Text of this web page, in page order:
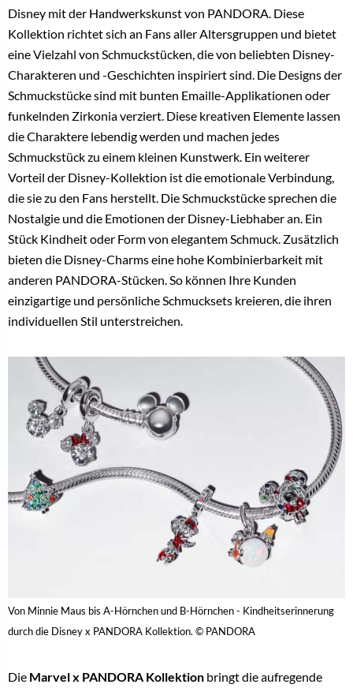
Disney mit der Handwerkskunst von PANDORA. Diese
Kollektion richtet sich an Fans aller Altersgruppen und bietet
eine Vielzahl von Schmuckstücken, die von beliebten Disney-
Charakteren und -Geschichten inspiriert sind. Die Designs der
Schmuckstücke sind mit bunten Emaille-Applikationen oder
funkelnden Zirkonia verziert. Diese kreativen Elemente lassen
die Charaktere lebendig werden und machen jedes
Schmuckstück zu einem kleinen Kunstwerk. Ein weiterer
Vorteil der Disney-Kollektion ist die emotionale Verbindung,
die sie zu den Fans herstellt. Die Schmuckstücke sprechen die
Nostalgie und die Emotionen der Disney-Liebhaber an. Ein
Stück Kindheit oder Form von elegantem Schmuck. Zusätzlich
bieten die Disney-Charms eine hohe Kombinierbarkeit mit
anderen PANDORA-Stücken. So können Ihre Kunden
einzigartige und persönliche Schmucksets kreieren, die ihren
individuellen Stil unterstreichen.
Von Minnie Maus bis A-Hörnchen und B-Hörnchen - Kindheitserinnerung
durch die Disney x PANDORA Kollektion. © PANDORA
Die Marvel x PANDORA Kollektion bringt die aufregende